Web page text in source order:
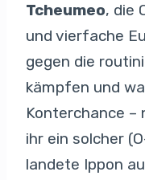
Tcheumeo, die
und vierfache
gegen die
kämpfen und
Konterchance –
ihr ein solcher
landete Ippon